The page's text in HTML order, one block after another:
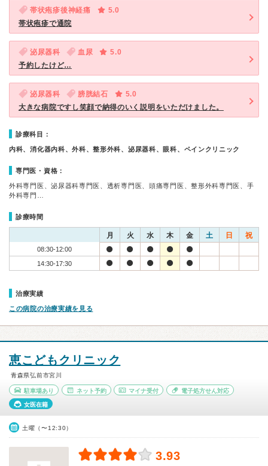
帯状疱疹後神経痛
5.0
帯状疱疹で通院
泌尿器科 血尿
5.0
予約したけど…
泌尿器科 膀胱結石
5.0
大きな病院ですし笑顔で納得のいく説明をいただけました。
診療科目：
内科、消化器内科、外科、整形外科、泌尿器科、眼科、ペインクリニック
専門医・資格：
外科専門医、泌尿器科専門医、透析専門医、頭痛専門医、整形外科専門医、手
外科専門…
診療時間
月 火 水 木 金 土 日 祝
08:30-12:00
14:30-17:30
治療実績
この病院の治療実績を見る
恵こどもクリニック
青森県弘前市宮川
駐車場あり ネット予約 マイナ受付 電子処方せん対応
女医在籍
土曜（〜12:30）
3.93